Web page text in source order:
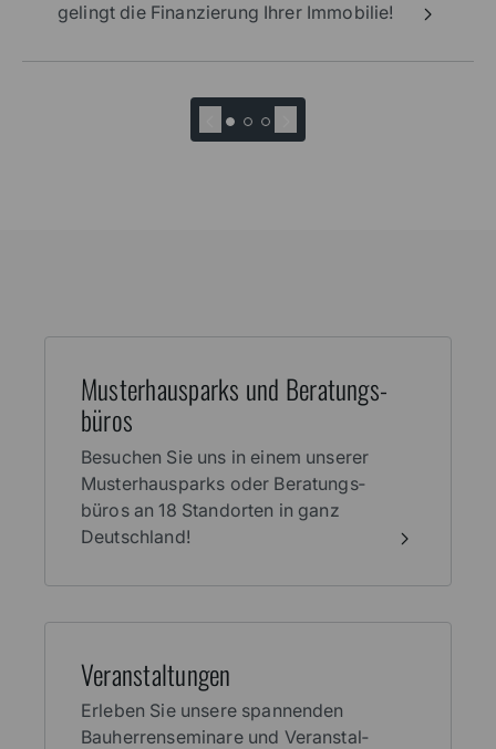
gelingt die Finanzierung Ihrer Immobilie!
Muster­haus­parks und Beratungs­
büros
Besuchen Sie uns in einem unserer
Muster­haus­parks oder Beratungs­
büros an 18 Stand­orten in ganz
Deutschland!
Veran­stal­tungen
Erleben Sie unsere spannenden
Bauherren­seminare und Veranstal­